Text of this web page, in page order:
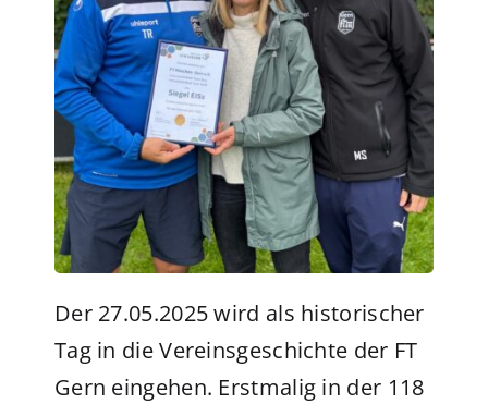
Der 27.05.2025 wird als historischer
Tag in die Vereinsgeschichte der FT
Gern eingehen. Erstmalig in der 118